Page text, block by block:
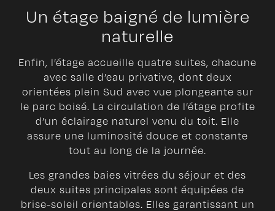
Un étage baigné de lumière
naturelle
Enfin, l’étage accueille quatre suites, chacune
avec salle d’eau privative, dont deux
orientées plein Sud avec vue plongeante sur
le parc boisé. La circulation de l’étage profite
d’un éclairage naturel venu du toit. Elle
assure une luminosité douce et constante
tout au long de la journée.
Les grandes baies vitrées du séjour et des
deux suites principales sont équipées de
brise-soleil orientables. Elles garantissant un